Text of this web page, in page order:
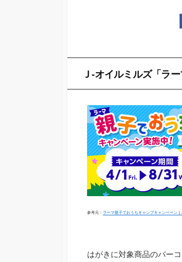
Ｊ-オイルミルズ「ラ
参考元： ラーマ親子でおうちキャンプキャンペーン |
はがきに対象商品のバー